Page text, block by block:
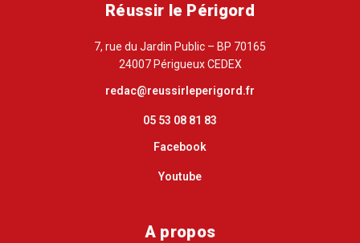
Réussir le Périgord
7, rue du Jardin Public – BP 70165
24007 Périgueux CEDEX
redac@reussirleperigord.fr
05 53 08 81 83
Facebook
Youtube
A propos